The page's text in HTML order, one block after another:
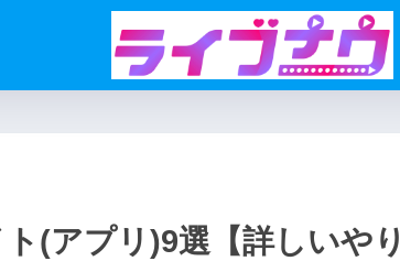
(アプリ)9選【詳しいやり